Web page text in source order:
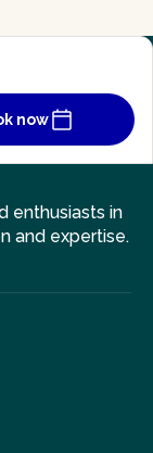
now
enthusiasts in
and expertise.